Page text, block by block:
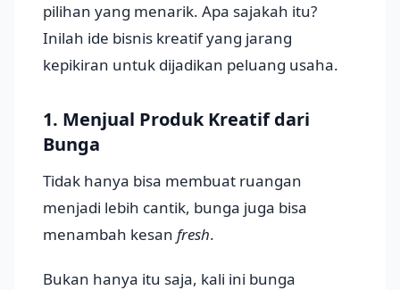
pilihan yang menarik. Apa sajakah itu?
Inilah ide bisnis kreatif yang jarang
kepikiran untuk dijadikan peluang usaha.
1. Menjual Produk Kreatif dari
Bunga
Tidak hanya bisa membuat ruangan
menjadi lebih cantik, bunga juga bisa
menambah kesan fresh.
Bukan hanya itu saja, kali ini bunga